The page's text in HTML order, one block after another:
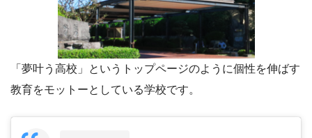
「夢叶う高校」というトップページのように個性を伸ばす
教育をモットーとしている学校です。